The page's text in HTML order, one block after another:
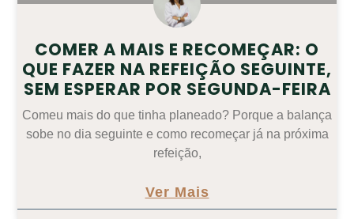
COMER A MAIS E RECOMEÇAR: O
QUE FAZER NA REFEIÇÃO SEGUINTE,
SEM ESPERAR POR SEGUNDA-FEIRA
Comeu mais do que tinha planeado? Porque a balança
sobe no dia seguinte e como recomeçar já na próxima
refeição,
Ver Mais